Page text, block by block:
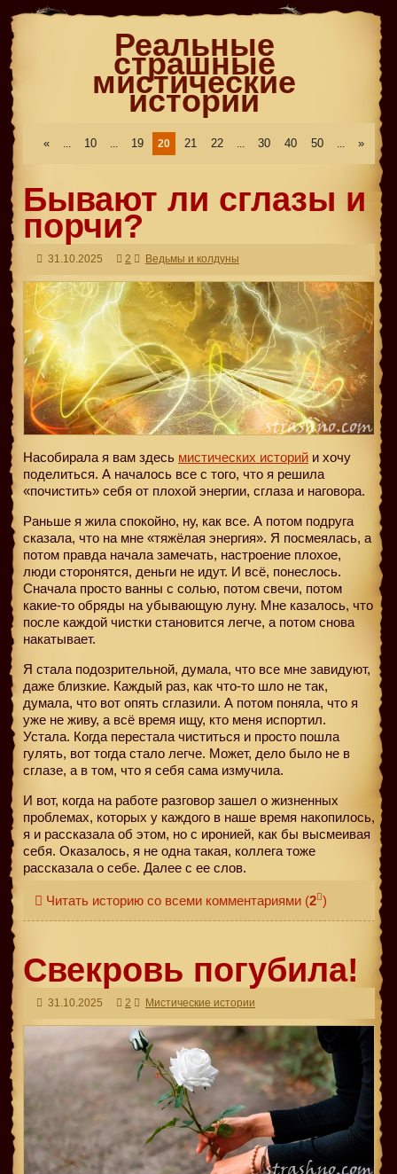
Реальные
страшные
мистические
истории
« ... 10 ... 19 20 21 22 ... 30 40 50 ... »
Бывают ли сглазы и
порчи?
31.10.2025 2 Ведьмы и колдуны
Насобирала я вам здесь мистических историй и хочу
поделиться. А началось все с того, что я решила
«почистить» себя от плохой энергии, сглаза и наговора.
Раньше я жила спокойно, ну, как все. А потом подруга
сказала, что на мне «тяжёлая энергия». Я посмеялась, а
потом правда начала замечать, настроение плохое,
люди сторонятся, деньги не идут. И всё, понеслось.
Сначала просто ванны с солью, потом свечи, потом
какие-то обряды на убывающую луну. Мне казалось, что
после каждой чистки становится легче, а потом снова
накатывает.
Я стала подозрительной, думала, что все мне завидуют,
даже близкие. Каждый раз, как что-то шло не так,
думала, что вот опять сглазили. А потом поняла, что я
уже не живу, а всё время ищу, кто меня испортил.
Устала. Когда перестала чиститься и просто пошла
гулять, вот тогда стало легче. Может, дело было не в
сглазе, а в том, что я себя сама измучила.
И вот, когда на работе разговор зашел о жизненных
проблемах, которых у каждого в наше время накопилось,
я и рассказала об этом, но с иронией, как бы высмеивая
себя. Оказалось, я не одна такая, коллега тоже
рассказала о себе. Далее с ее слов.
Читать историю со всеми комментариями (2 )
Свекровь погубила!
31.10.2025 2 Мистические истории